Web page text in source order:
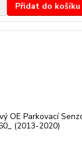
Přidat do košíku